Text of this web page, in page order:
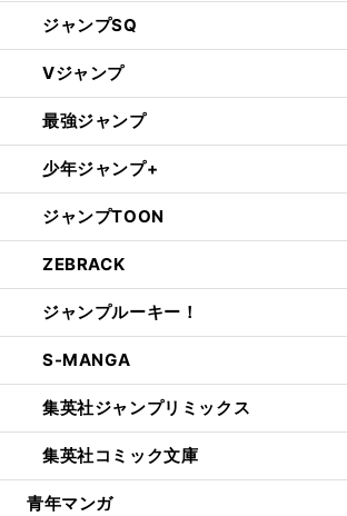
ジャンプSQ
Vジャンプ
最強ジャンプ
少年ジャンプ+
ジャンプTOON
ZEBRACK
ジャンプルーキー！
S-MANGA
集英社ジャンプリミックス
集英社コミック文庫
青年マンガ